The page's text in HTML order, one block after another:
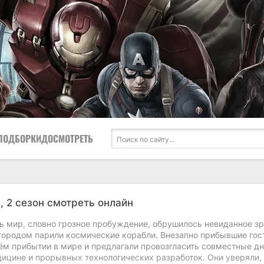
ДОСМОТРЕТЬ
2 сезон смотреть онлайн
мир, словно грозное пробуждение, обрушилось невиданное
парили космические корабли. Внезапно прибывшие
прибытии в мире и предлагали провозгласить совместные
и прорывных технологических разработок. Они уверяли,